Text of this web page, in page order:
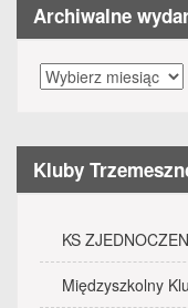
Archiwalne
Archiwalne
wydarzenia
Kluby
KS
Międzyszkolny